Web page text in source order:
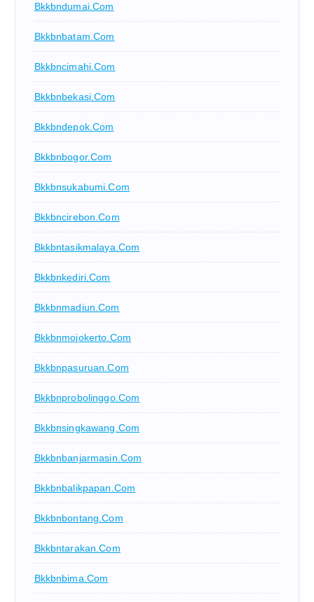
Bkkbndumai.com
Bkkbnbatam.com
Bkkbncimahi.com
Bkkbnbekasi.com
Bkkbndepok.com
Bkkbnbogor.com
Bkkbnsukabumi.com
Bkkbncirebon.com
Bkkbntasikmalaya.com
Bkkbnkediri.com
Bkkbnmadiun.com
Bkkbnmojokerto.com
Bkkbnpasuruan.com
Bkkbnprobolinggo.com
Bkkbnsingkawang.com
Bkkbnbanjarmasin.com
Bkkbnbalikpapan.com
Bkkbnbontang.com
Bkkbntarakan.com
Bkkbnbima.com